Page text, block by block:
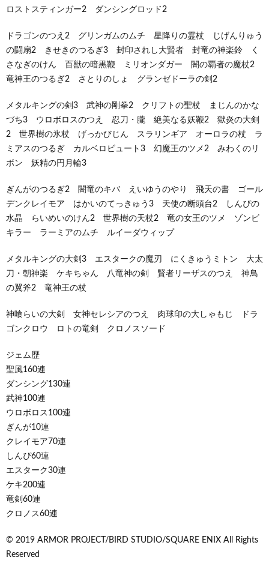
ロストスティンガー2 ダンシングロッド2
ドラゴンのつえ2 グリンガムのムチ 星降りの霊杖 じげんりゅう
の闘扇2 きせきのつるぎ3 封印されし大賢者 封竜の神楽鈴 く
さなぎのけん 百獣の暗黒鞭 ミリオンダガー 闇の覇者の魔杖2
竜神王のつるぎ2 さとりのしょ グランゼドーラの剣2
メタルキングの剣3 武神の剛拳2 クリフトの聖杖 まじんのかな
づち3 ウロボロスのつえ 忍刀・朧 絶美なる妖鞭2 獄炎の大剣
2 世界樹の氷杖 げっかびじん スラリンギア オーロラの杖 ラ
ミアスのつるぎ カルベロビュート3 幻魔王のツメ2 みわくのリ
ボン 妖精の円月輪3
ぎんがのつるぎ2 闇竜のキバ えいゆうのやり 飛天の書 ゴール
デンクレイモア はかいのてっきゅう3 天使の断頭台2 しんぴの
水晶 らいめいのけん2 世界樹の天杖2 竜の女王のツメ ゾンビ
キラー ラーミアのムチ ルイーダウィップ
メタルキングの大剣3 エスタークの魔刃 にくきゅうミトン 大太
刀・朝神楽 ケキちゃん 八竜神の剣 賢者リーザスのつえ 神鳥
の翼斧2 竜神王の杖
神喰らいの大剣 女神セレシアのつえ 肉球印の大しゃもじ ドラ
ゴンクロウ ロトの竜剣 クロノスソード
ジェム歴
聖風160連
ダンシング130連
武神100連
ウロボロス100連
ぎんが10連
クレイモア70連
しんぴ60連
エスターク30連
ケキ200連
竜剣60連
クロノス60連
©︎ 2019 ARMOR PROJECT/BIRD STUDIO/SQUARE ENIX All Rights
Reserved